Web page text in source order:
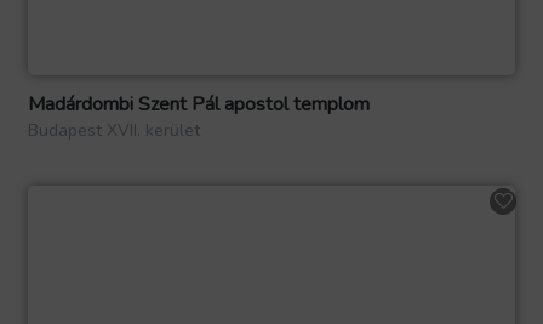
Madárdombi Szent Pál apostol templom
Budapest XVII. kerület